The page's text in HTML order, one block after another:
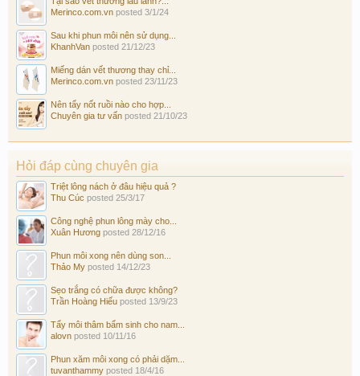
Merinco.com.vn posted 3/1/24
Sau khi phun môi nên sử dụng...
KhanhVan posted 21/12/23
Miếng dán vết thương thay chỉ...
Merinco.com.vn posted 23/11/23
Nên tẩy nốt ruồi nào cho hợp...
Chuyên gia tư vấn posted 21/10/23
Hỏi đáp cùng chuyên gia
Triệt lông nách ở đâu hiệu quả ?
Thu Cúc posted 25/3/17
Công nghệ phun lông mày cho...
Xuân Hương posted 28/12/16
Phun môi xong nên dùng son...
Thảo My posted 14/12/23
Sẹo trắng có chữa được không?
Trần Hoàng Hiếu posted 13/9/23
Tẩy môi thâm bẩm sinh cho nam...
alovn posted 10/11/16
Phun xăm môi xong có phải dặm...
tuvanthammy posted 18/4/16